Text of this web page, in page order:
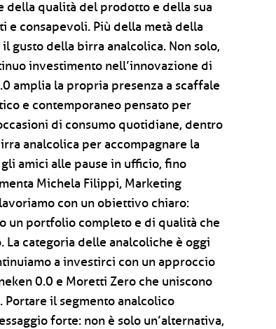
della qualità del prodotto e della sua
e consapevoli. Più della metà della
gusto della birra analcolica. Non solo,
investimento nell’innovazione di
amplia la propria presenza a scaffale
e contemporaneo pensato per
di consumo quotidiane, dentro
analcolica per accompagnare la
amici alle pause in ufficio, fino
Michela Filippi, Marketing
con un obiettivo chiaro:
un portfolio completo e di qualità che
categoria delle analcoliche è oggi
a investirci con un approccio
0.0 e Moretti Zero che uniscono
il segmento analcolico
forte: non è solo un’alternativa,